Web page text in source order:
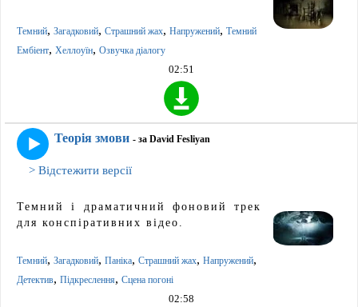
Темний, Загадковий, Страшний жах, Напружений, Темний
Ембіент, Хеллоуїн, Озвучка діалогу
02:51
Теорія змови - за David Fesliyan
> Відстежити версії
Темний і драматичний фоновий трек
для конспіративних відео.
Темний, Загадковий, Паніка, Страшний жах, Напружений,
Детектив, Підкреслення, Сцена погоні
02:58